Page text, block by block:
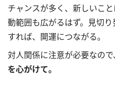
チャンスが多く、新しいこ
動範囲も広がるはず。見切
すれば、開運につながる。
対人関係に注意が必要なので、
を心がけて。